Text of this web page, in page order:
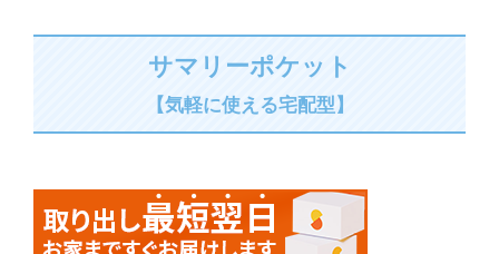
サマリーポケット
【気軽に使える宅配型】